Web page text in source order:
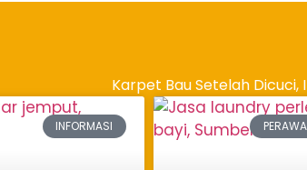
Karpet Bau Setelah Dicuci,
INFORMASI